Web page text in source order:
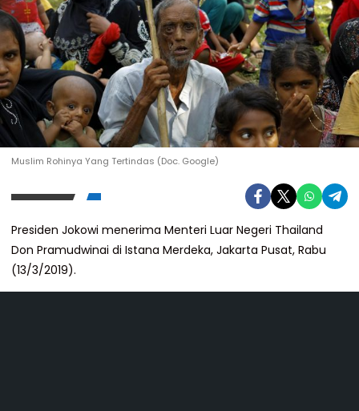
Muslim Rohinya Yang Tertindas (Doc. Google)
Presiden Jokowi menerima Menteri Luar Negeri Thailand
Don Pramudwinai di Istana Merdeka, Jakarta Pusat, Rabu
(13/3/2019).